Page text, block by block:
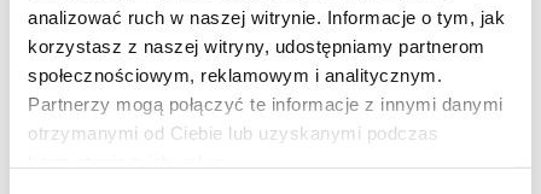
analizować ruch w naszej witrynie. Informacje o tym, jak
korzystasz z naszej witryny, udostępniamy partnerom
społecznościowym, reklamowym i analitycznym.
Partnerzy mogą połączyć te informacje z innymi danymi
otrzymanymi od Ciebie lub uzyskanymi podczas